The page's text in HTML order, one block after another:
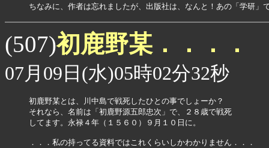
ちなみに、作者は忘れましたが、出版社は、なんと！あの「学研」
(507)初鹿野某．．．．
07月09日(水)05時02分32秒
初鹿野某とは、川中島で戦死したひとの事でしょーか？
それなら、名前は「初鹿野源五郎忠次」で、２８歳で戦死
してます。永禄４年（１５６０）９月１０日に。
．．．私の持ってる資料ではこれくらいしかわかりません．．．